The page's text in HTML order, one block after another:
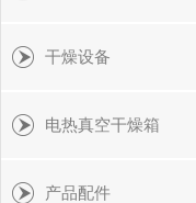
干燥设备
电热真空干燥箱
产品配件